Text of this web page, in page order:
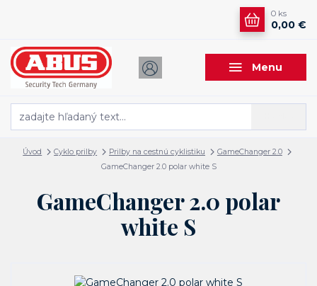
Menu
0 ks
0,00 €
Úvod Cyklo prilby Prilby na cestnú cyklistiku
GameChanger 2.0
GameChanger 2.0 polar white S
GameChanger 2.0 polar
white S